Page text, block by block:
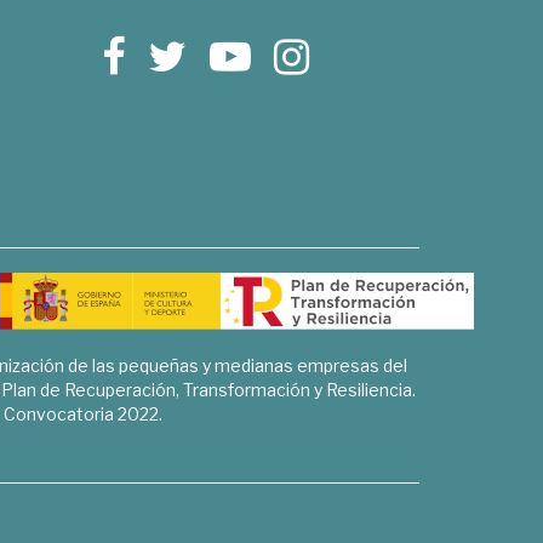
de las pequeñas y medianas empresas del
de Recuperación, Transformación y Resiliencia.
Convocatoria 2022.